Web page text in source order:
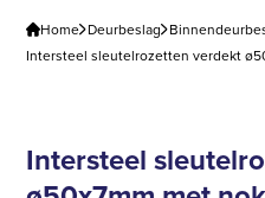
Home Deurbeslag
Intersteel sleutelrozetten verdekt
Intersteel